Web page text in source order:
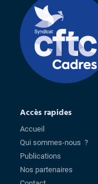
Accès rapides
Accueil
Qui sommes-nous ?
Publications
Nos partenaires